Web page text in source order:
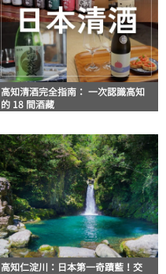
高知清酒完全指南： 一次認識高知
的 18 間酒藏
高知仁淀川：日本第一奇蹟藍！交